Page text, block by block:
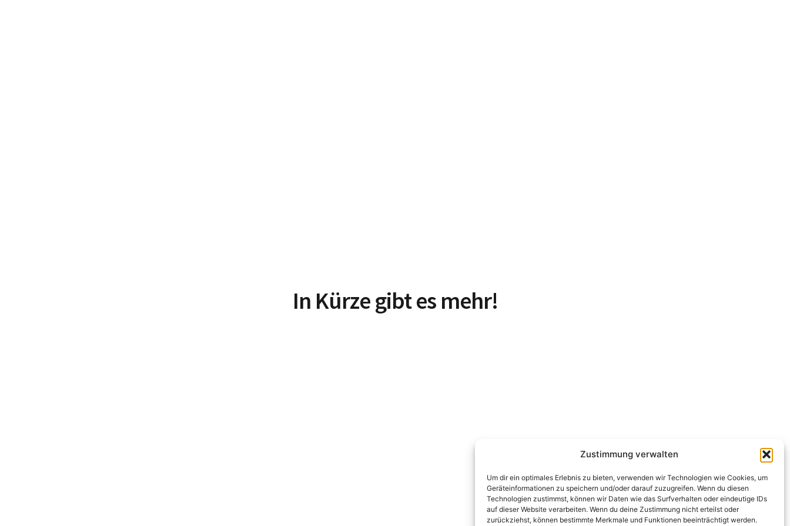
Zustimmung verwalten
Um dir ein optimales Erlebnis zu bieten, verwenden wir Technologien wie Cookies, um
Geräteinformationen zu speichern und/oder darauf zuzugreifen. Wenn du diesen
Technologien zustimmst, können wir Daten wie das Surfverhalten oder eindeutige IDs
auf dieser Website verarbeiten. Wenn du deine Zustimmung nicht erteilst oder
zurückziehst, können bestimmte Merkmale und Funktionen beeinträchtigt werden.
In Kürze gibt es mehr!